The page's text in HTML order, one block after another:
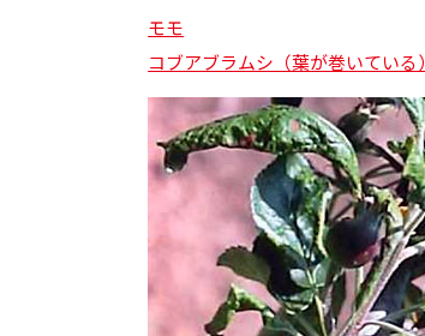
モモ
コブアブラムシ（葉が巻いている）